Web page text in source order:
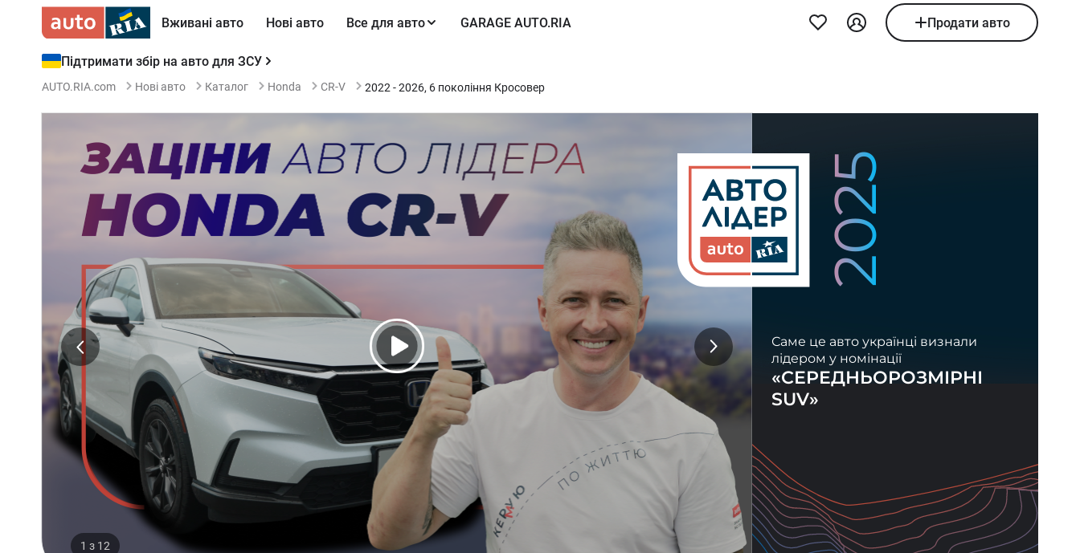
Вживані авто Нові авто Все для авто GARAGE AUTO.RIA Продати авто
Підтримати збір на авто для ЗСУ
AUTO.RIA.com Нові авто Каталог Honda CR-V 2022 - 2026, 6 покоління Кросовер
1 з 12
2025
Саме це авто українці визнали
лідером у номінації
«СЕРЕДНЬОРОЗМІРНІ
SUV»